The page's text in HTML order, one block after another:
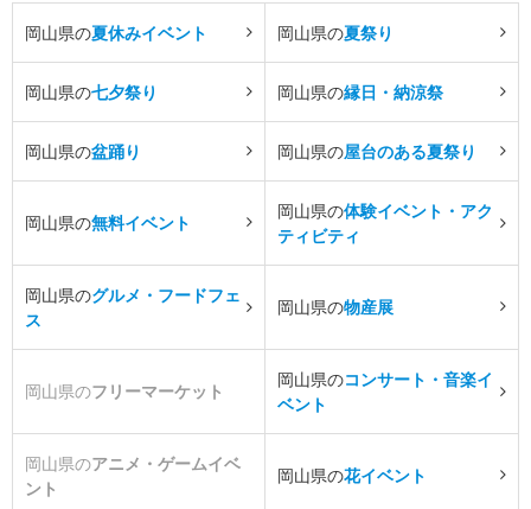
岡山県の夏休みイベント 岡山県の夏祭り
岡山県の七夕祭り 岡山県の縁日・納涼祭
岡山県の盆踊り 岡山県の屋台のある夏祭り
岡山県の無料イベント
岡山県の体験イベント・アク
ティビティ
岡山県のグルメ・フードフェ
ス
岡山県の物産展
岡山県のフリーマーケット
岡山県のコンサート・音楽イ
ベント
岡山県のアニメ・ゲームイベ
ント
岡山県の花イベント